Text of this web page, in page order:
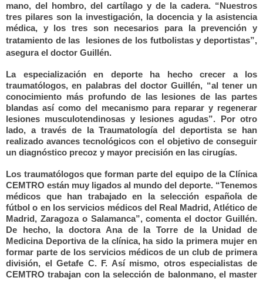
mano, del hombro, del cartílago y de la cadera. “Nuestros
tres pilares son la investigación, la docencia y la asistencia
médica, y los tres son necesarios para la prevención y
tratamiento de las
lesiones de los futbolistas y deportistas”,
asegura el doctor Guillén.
La especialización en deporte ha hecho crecer a los
traumatólogos, en palabras del doctor Guillén, “al tener un
conocimiento más profundo de las lesiones de las partes
blandas así como del mecanismo para reparar y regenerar
lesiones musculotendinosas y lesiones agudas”. Por otro
lado, a través de la Traumatología del deportista se han
realizado avances tecnológicos con el objetivo de conseguir
un diagnóstico precoz y mayor precisión en las cirugías.
Los traumatólogos que forman parte del equipo de la Clínica
CEMTRO están muy ligados al mundo del deporte. “Tenemos
médicos que han trabajado en la selección española de
fútbol o en los servicios médicos del Real Madrid, Atlético de
Madrid, Zaragoza o Salamanca”, comenta el doctor Guillén.
De hecho, la doctora Ana de la Torre de la Unidad de
Medicina Deportiva de la clínica, ha sido la primera mujer en
formar parte de los servicios médicos de un club de primera
división, el Getafe C. F. Así mismo, otros especialistas de
CEMTRO trabajan con la selección de balonmano, el master